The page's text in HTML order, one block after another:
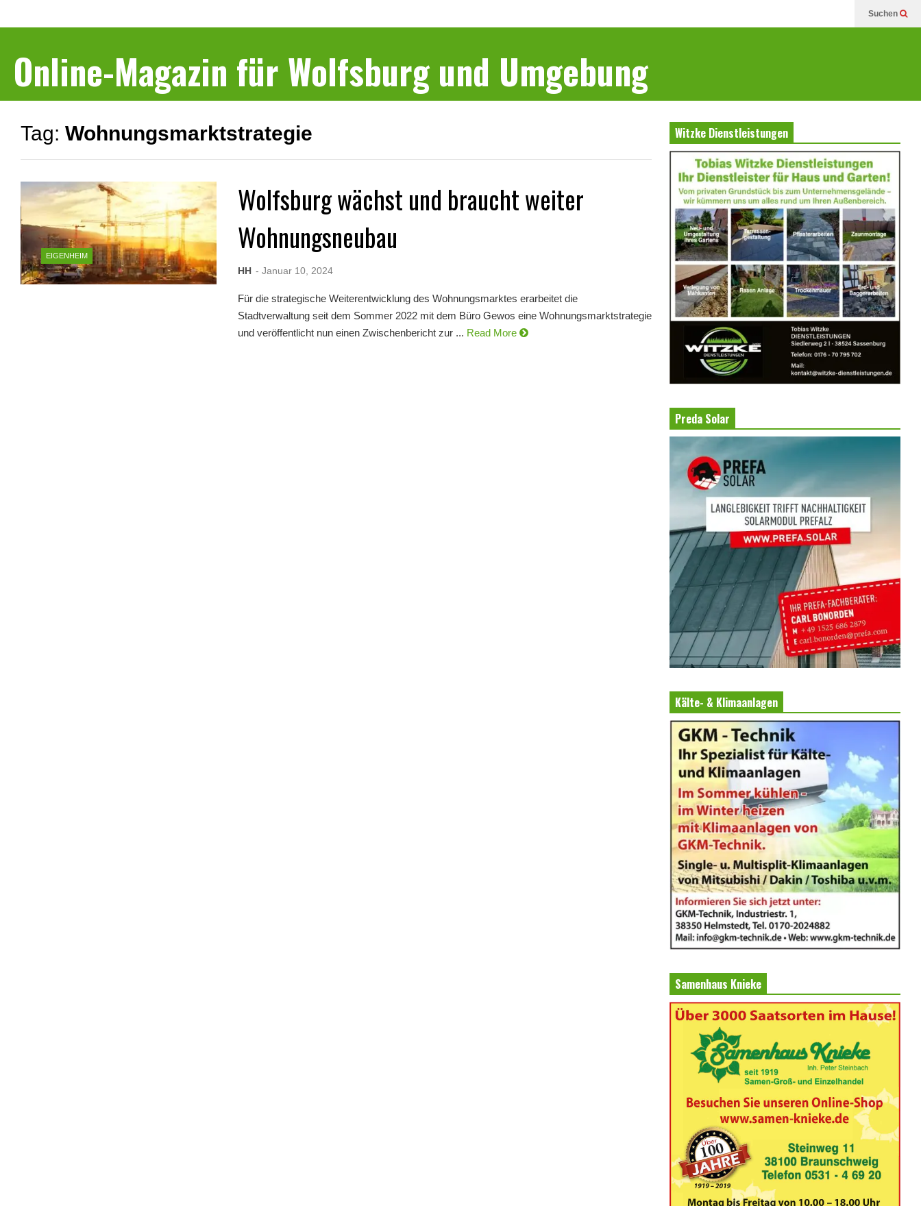
Suchen
Online-Magazin für Wolfsburg und Umgebung
Tag: Wohnungsmarktstrategie
EIGENHEIM
Wolfsburg wächst und braucht weiter
Wohnungsneubau
HH - Januar 10, 2024
Für die strategische Weiterentwicklung des Wohnungsmarktes erarbeitet die
Stadtverwaltung seit dem Sommer 2022 mit dem Büro Gewos eine Wohnungsmarktstrategie
und veröffentlicht nun einen Zwischenbericht zur ... Read More
Witzke Dienstleistungen
Preda Solar
Kälte- & Klimaanlagen
Samenhaus Knieke